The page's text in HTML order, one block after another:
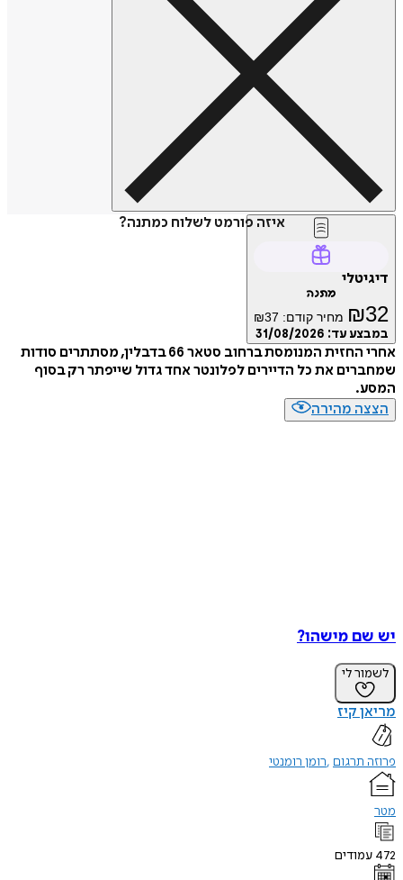
איזה פורמט לשלוח כמתנה?
דיגיטלי
מתנה
₪32 מחיר קודם: ₪37
במבצע עד: 31/08/2026
אחרי החזית המנומסת ברחוב סטאר 66 בדבלין, מסתתרים סודות
שמחברים את כל הדיירים לפלונטר אחד גדול שייפתר רק בסוף
המסע.
הצצה מהירה
יש שם מישהו?
לשמור לי
מריאן קיז
פרוזה תרגום רומן רומנטי
מטר
472 עמודים